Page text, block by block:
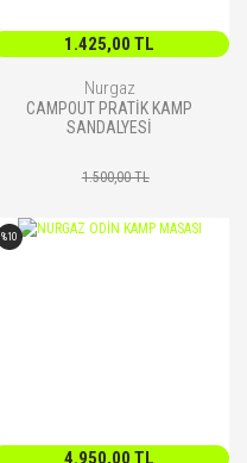
1.425,00 TL
Nurgaz
CAMPOUT PRATİK KAMP
SANDALYESİ
1.500,00 TL
%10
4.950,00 TL